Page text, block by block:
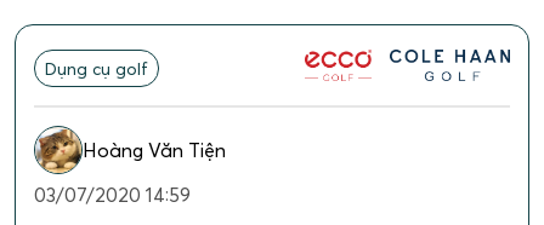
Dụng cụ golf
Hoàng Văn Tiện
03/07/2020 14:59